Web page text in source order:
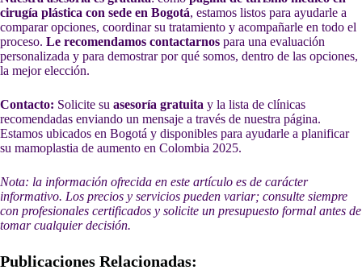
cirugía plástica con sede en Bogotá, estamos listos para ayudarle a
comparar opciones, coordinar su tratamiento y acompañarle en todo el
proceso. Le recomendamos contactarnos para una evaluación
personalizada y para demostrar por qué somos, dentro de las opciones,
la mejor elección.
Contacto: Solicite su asesoría gratuita y la lista de clínicas
recomendadas enviando un mensaje a través de nuestra página.
Estamos ubicados en Bogotá y disponibles para ayudarle a planificar
su mamoplastia de aumento en Colombia 2025.
Nota: la información ofrecida en este artículo es de carácter
informativo. Los precios y servicios pueden variar; consulte siempre
con profesionales certificados y solicite un presupuesto formal antes de
tomar cualquier decisión.
Publicaciones Relacionadas: